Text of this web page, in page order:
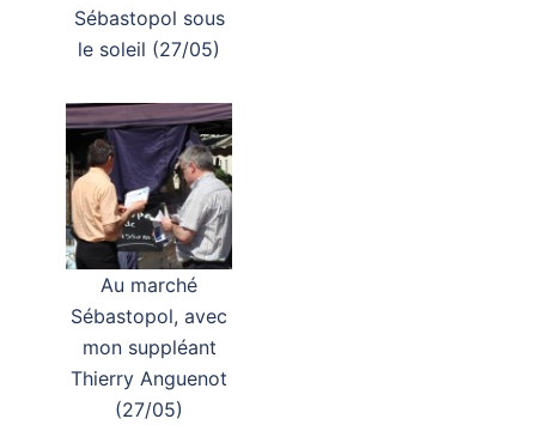
Sébastopol sous
le soleil (27/05)
Au marché
Sébastopol, avec
mon suppléant
Thierry Anguenot
(27/05)